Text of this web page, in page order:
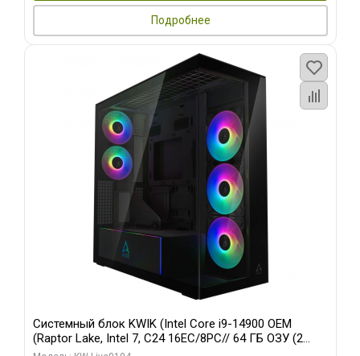
Подробнее
Системный блок KWIK (Intel Core i9-14900 OEM
(Raptor Lake, Intel 7, C24 16EC/8PC// 64 ГБ ОЗУ (2
модуля)/ Afox RTX4090 24GB GDDR6X 384-Bit 3xDP